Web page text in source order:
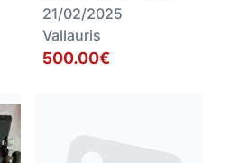
21/02/2025
Vallauris
500.00€